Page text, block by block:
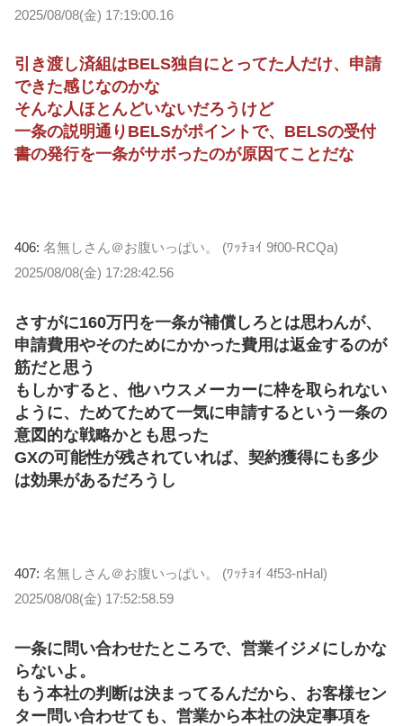
2025/08/08(金) 17:19:00.16
引き渡し済組はBELS独自にとってた人だけ、申請
できた感じなのかな
そんな人ほとんどいないだろうけど
一条の説明通りBELSがポイントで、BELSの受付
書の発行を一条がサボったのが原因てことだな
406: 名無しさん＠お腹いっぱい。 (ﾜｯﾁｮｲ 9f00-RCQa)
2025/08/08(金) 17:28:42.56
さすがに160万円を一条が補償しろとは思わんが、
申請費用やそのためにかかった費用は返金するのが
筋だと思う
もしかすると、他ハウスメーカーに枠を取られない
ように、ためてためて一気に申請するという一条の
意図的な戦略かとも思った
GXの可能性が残されていれば、契約獲得にも多少
は効果があるだろうし
407: 名無しさん＠お腹いっぱい。 (ﾜｯﾁｮｲ 4f53-nHal)
2025/08/08(金) 17:52:58.59
一条に問い合わせたところで、営業イジメにしかな
らないよ。
もう本社の判断は決まってるんだから、お客様セン
ター問い合わせても、営業から本社の決定事項を